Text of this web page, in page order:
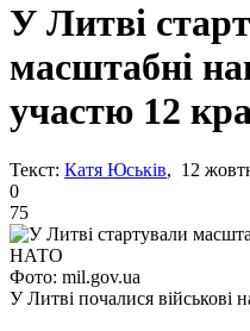
У Литві
масштабні
участю 12
Текст: Катя Юськів, 12
0
75
Фото: mil.gov.ua
У Литві почалися військові